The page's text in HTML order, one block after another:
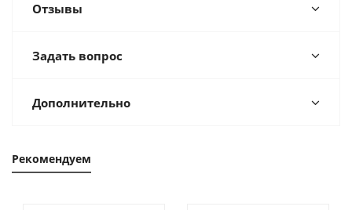
Отзывы
Задать вопрос
Дополнительно
Рекомендуем